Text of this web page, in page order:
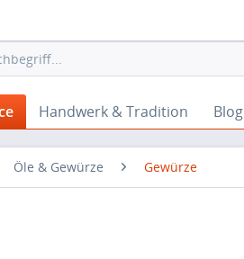
Handwerk & Tradition Blog
Öle & Gewürze Gewürze